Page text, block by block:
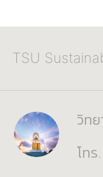
TSU
วิทย
โท